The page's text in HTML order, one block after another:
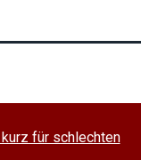
für schlechten